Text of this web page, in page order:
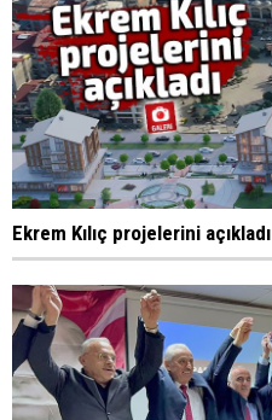
Ekrem Kılıç projelerini açıkladı